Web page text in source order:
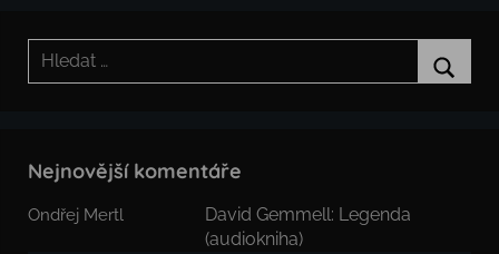
Hledat:
Nejnovější komentáře
Ondřej Mertl
David Gemmell: Legenda
(audiokniha)